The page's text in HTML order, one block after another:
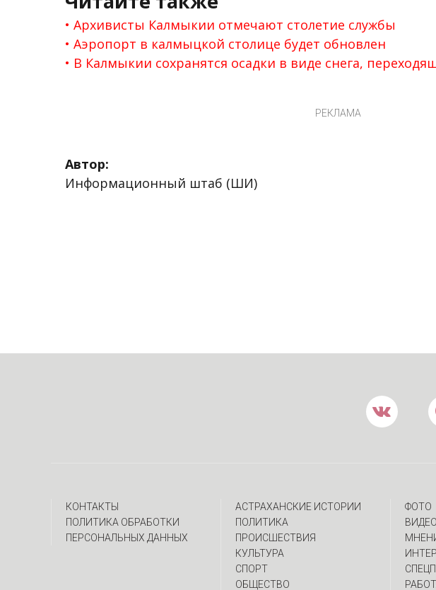
Архивисты Калмыкии отмечают столетие службы
Аэропорт в калмыцкой столице будет обновлен
В Калмыкии сохранятся осадки в виде снега,
РЕКЛАМА
Автор:
Информационный штаб (ШИ)
КОНТАКТЫ
ПОЛИТИКА ОБРАБОТКИ
ПЕРСОНАЛЬНЫХ ДАННЫХ
АСТРАХАНСКИЕ ИСТОРИИ
ПОЛИТИКА
ПРОИСШЕСТВИЯ
КУЛЬТУРА
СПОРТ
ОБЩЕСТВО
ФОТО
ВИДЕО